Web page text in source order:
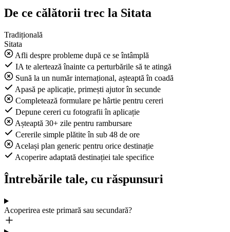
De ce călătorii trec la Sitata
Tradițională
Sitata
Afli despre probleme după ce se întâmplă
IA te alertează înainte ca perturbările să te atingă
Sună la un număr internațional, așteaptă în coadă
Apasă pe aplicație, primești ajutor în secunde
Completează formulare pe hârtie pentru cereri
Depune cereri cu fotografii în aplicație
Așteaptă 30+ zile pentru rambursare
Cererile simple plătite în sub 48 de ore
Același plan generic pentru orice destinație
Acoperire adaptată destinației tale specifice
Întrebările tale, cu răspunsuri
Acoperirea este primară sau secundară?